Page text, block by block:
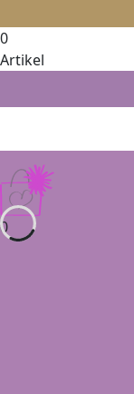
0
Artikel
0